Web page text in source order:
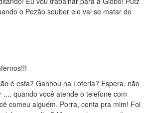
o Pezão souber ele vai se matar de
é esta? Ganhou na Loteria? Espera, não
.... quando você atende o telefone com
comeu alguém. Porra, conta pra mim! Foi